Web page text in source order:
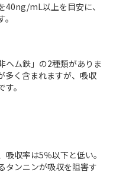
40ng/mL以上を目安に、
ヘム鉄」の2種類がありま
多く含まれますが、吸収
。
収率は5％以下と低い。
タンニンが吸収を阻害す